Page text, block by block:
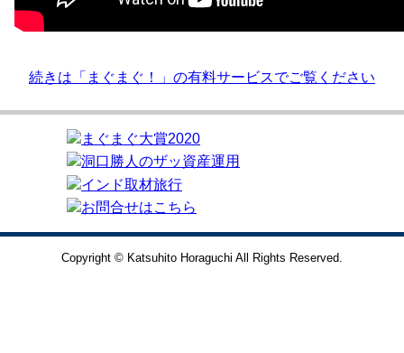
続きは「まぐまぐ！」の有料サービスでご覧ください
Copyright © Katsuhito Horaguchi All Rights Reserved.